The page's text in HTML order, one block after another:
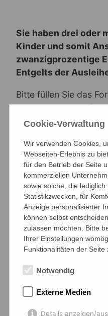
Sie haben drei oder
Kinder und somit
zwanzigprozentige
Entgelts der
Bitte füllen Sie das
Lernmittelausleihe)
eventuelle
Mariengymnasium
Die nach
Bücher- und
hier:
Bitte beachten Sie,
selbst angeschafft
im unteren Teil der
Cookie-Verwaltung
Wir verwenden Cookies,
Webseiten-Erlebnis zu
für den Betrieb der Seite
kommerziellen
sowie solche, die lediglich
Statistikzwecken, für
Anzeige personalisierter
können selbst
zulassen möchten. Bitte
Ihrer Einstellungen
Funktionalitäten der Seite
Notwendig
Externe Medien
Details anzeigen/